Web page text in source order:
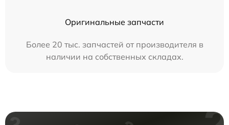
Оригинальные запчасти
Более 20 тыс. запчастей от производителя в
наличии на собственных складах.